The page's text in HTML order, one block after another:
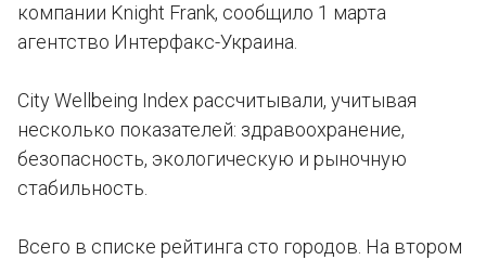
компании Knight Frank, сообщило 1 марта
агентство Интерфакс-Украина.
City Wellbeing Index рассчитывали, учитывая
несколько показателей: здравоохранение,
безопасность, экологическую и рыночную
стабильность.
Всего в списке рейтинга сто городов. На втором